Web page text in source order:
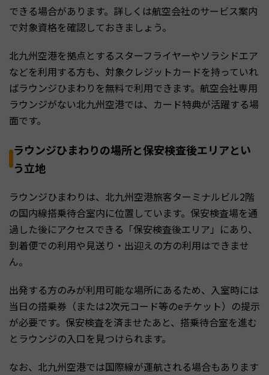
できる場合があります。詳しくは航空会社のサービス案内
で対象資格を確認しておきましょう。
北九州空港を拠点とするスターフライヤーやソラシドエア
などを利用する方も、対象クレジットカードを持っていれ
ばラウンジひまわりを無料で利用できます。航空会社専用
ラウンジがない北九州空港では、カード特典が活躍する場
面です。
ラウンジひまわりの場所と保安検査後エリアとい
う立地
ラウンジひまわりは、北九州空港旅客ターミナルビル2階
の国内線搭乗待合室内に位置しています。保安検査場を通
過した後にアクセスできる「保安検査後エリア」にあり、
到着便での利用や見送り・出迎えの方の利用はできませ
ん。
出発する方のみが利用可能な場所にあるため、入室時には
当日の搭乗券（または2次元コード等のeチケット）の提示
が必要です。保安検査を済ませたあと、搭乗待合室を進む
とラウンジの入口を見つけられます。
なお、北九州空港では国際線が運航される場合もあります